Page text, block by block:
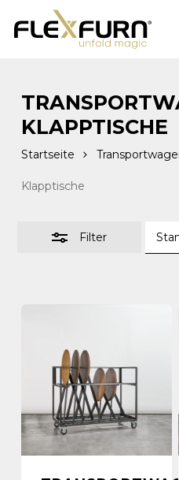
Hauptinhalt
KLAPPTISCHE
Startseite
Klapptische
Filter